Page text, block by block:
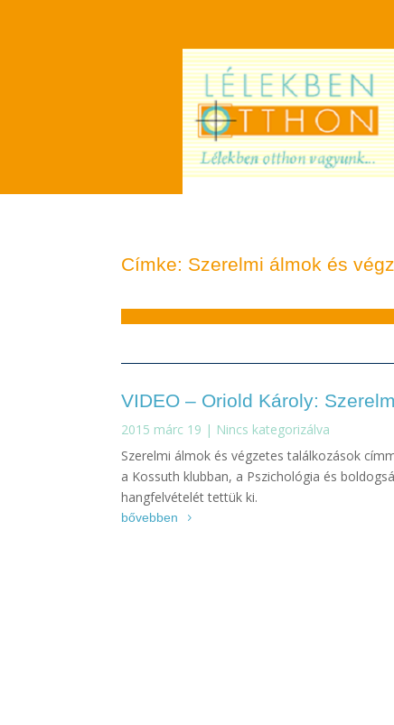
Címke: Szerelmi álmok és
VIDEO – Oriold Károly:
2015 márc 19 | Nincs kategorizálva
Szerelmi álmok és végzetes találkozások
a Kossuth klubban, a Pszichológia és
hangfelvételét tettük ki.
bővebben